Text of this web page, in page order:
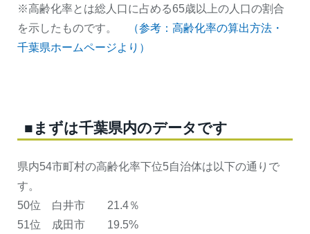
※高齢化率とは総人口に占める65歳以上の人口の割合
を示したものです。
（参考：高齢化率の算出方法・
千葉県ホームページより）
■まずは千葉県内のデータです
県内54市町村の高齢化率下位5自治体は以下の通りで
す。
50位 白井市 21.4％
51位 成田市 19.5%